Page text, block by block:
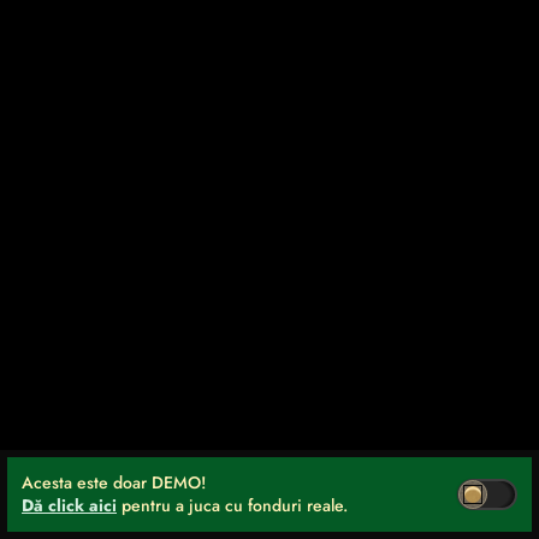
Acesta este doar DEMO!
Dă click aici pentru a juca cu fonduri reale.